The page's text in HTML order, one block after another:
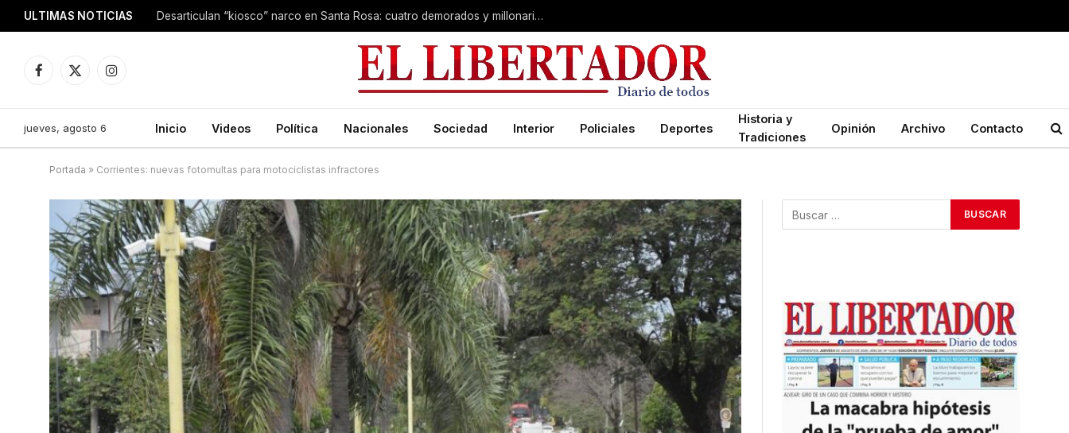
ULTIMAS NOTICIAS Desarticulan “kiosco” narco en Santa Rosa: cuatro demorados y millonario secuestro de tecnología
Facebook
X
Instagram
jueves, agosto 6 Inicio Videos Política Nacionales Sociedad Interior Policiales Deportes
Historia y
Tradiciones
Opinión Archivo Contacto
Portada » Corrientes: nuevas fotomultas para motociclistas infractores